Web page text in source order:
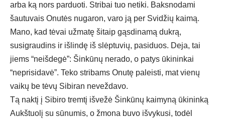
arba ką nors parduoti. Stribai tuo netiki. Baksnodami
šautuvais Onutės nugaron, varo ją per Svidžių kaimą.
Mano, kad tėvai užmatę šitaip gąsdinamą dukrą,
susigraudins ir išlindę iš slėptuvių, pasiduos. Deja, tai
jiems “neišdegė”: Šinkūnų nerado, o patys ūkininkai
“neprisidavė”. Teko stribams Onutę paleisti, mat vienų
vaikų be tėvų Sibiran neveždavo.
Tą naktį į Sibiro tremtį išvežė Šinkūnų kaimyną ūkininką
Aukštuolį su sūnumis, o žmona buvo išvykusi, todėl